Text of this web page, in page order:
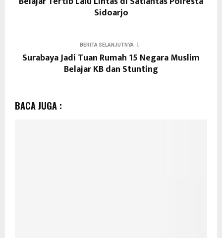
Sidoarjo
BERITA SELANJUTNYA
Surabaya Jadi Tuan Rumah 15 Negara Muslim
Belajar KB dan Stunting
BACA JUGA :